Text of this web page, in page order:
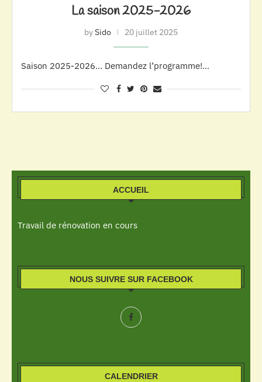
La saison 2025-2026
bySido 20 juillet 2025
Saison 2025-2026… Demandez l’programme!…
ACCUEIL
Travail de rénovation en cours
NOUS SUIVRE SUR FACEBOOK
CALENDRIER